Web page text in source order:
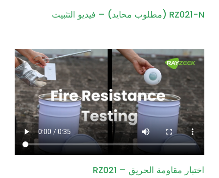
RZ021-N (مطلوب محايد) – فيديو التثبيت
اختبار مقاومة الحريق – RZ021